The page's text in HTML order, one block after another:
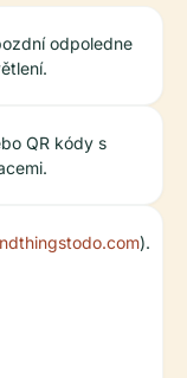
odpoledne
QR kódy s
).